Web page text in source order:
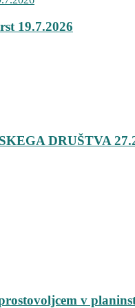
19.7.2026
DRUŠTVA
v